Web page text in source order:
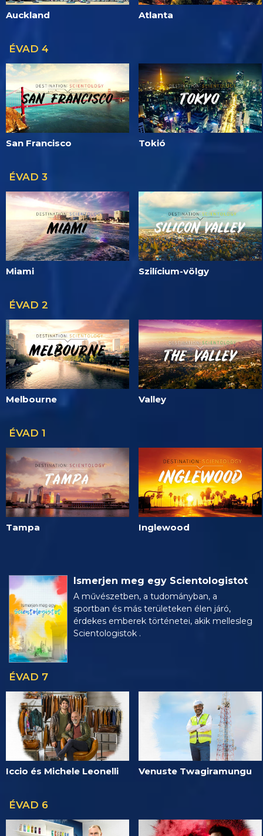
Auckland Atlanta
ÉVAD 4
San Francisco Tokió
ÉVAD 3
Miami Szilícium-völgy
ÉVAD 2
Melbourne Valley
ÉVAD 1
Tampa Inglewood
Ismerjen meg egy Scientologistot
A művészetben, a tudományban, a
sportban és más területeken élen járó,
érdekes emberek történetei, akik mellesleg
Scientologistok .
ÉVAD 7
Iccio és Michele Leonelli Venuste Twagiramungu
ÉVAD 6